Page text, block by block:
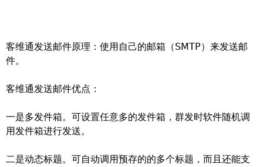
客维通发送邮件原理：使用自己的邮箱（SMTP）来发送邮
件。
客维通发送邮件优点：
一是多发件箱。可设置任意多的发件箱，群发时软件随机调
用发件箱进行发送。
二是动态标题。可自动调用预存的的多个标题，而且还能支